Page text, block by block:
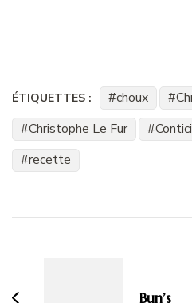
ÉTIQUETTES : choux
Christophe Le Fur
recette
Bun’s